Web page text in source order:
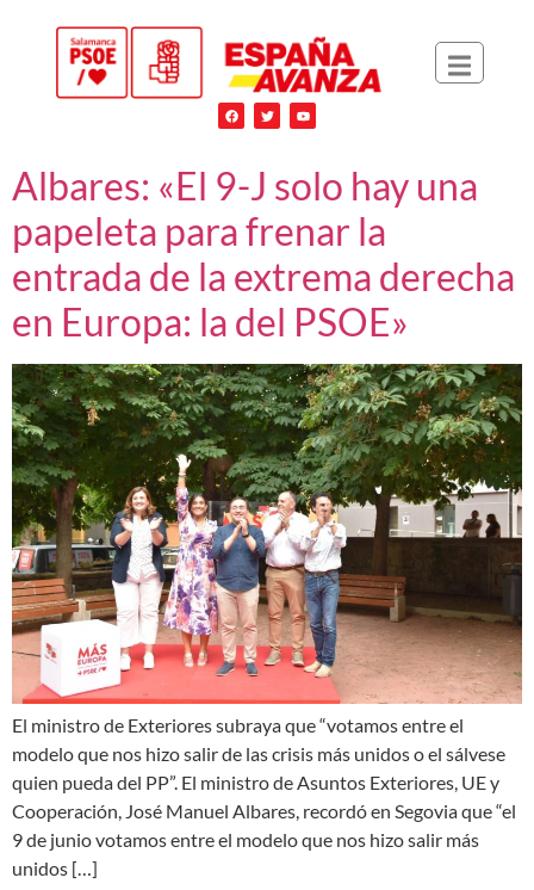
Albares: «El 9-J solo hay una
papeleta para frenar la
entrada de la extrema derecha
en Europa: la del PSOE»
El ministro de Exteriores subraya que “votamos entre el
modelo que nos hizo salir de las crisis más unidos o el sálvese
quien pueda del PP”. El ministro de Asuntos Exteriores, UE y
Cooperación, José Manuel Albares, recordó en Segovia que “el
9 de junio votamos entre el modelo que nos hizo salir más
unidos […]